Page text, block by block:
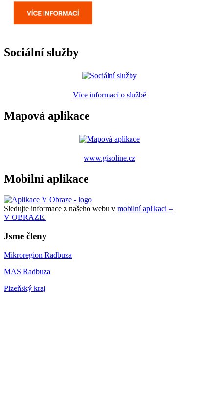
Sociální služby
Více informací o službě
Mapová aplikace
www.gisoline.cz
Mobilní aplikace
Sledujte informace z našeho webu v mobilní aplikaci –
V OBRAZE.
Jsme členy
Mikroregion Radbuza
MAS Radbuza
Plzeňský kraj